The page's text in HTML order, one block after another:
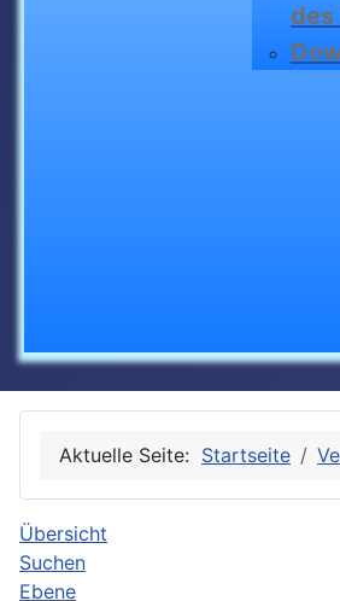
des
Aktuelle Seite: Startseite
Übersicht
Suchen
Ebene